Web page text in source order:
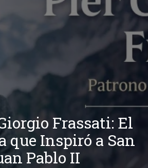
Frassati: El
que Inspiró a San
Pablo II